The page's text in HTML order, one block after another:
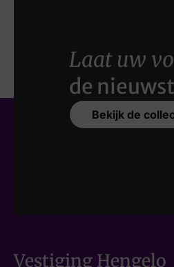
Laat uw
de
Bekijk de
Vestiging Hengelo